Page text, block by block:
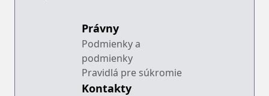
Právny
Podmienky a
podmienky
Pravidlá pre súkromie
Kontakty